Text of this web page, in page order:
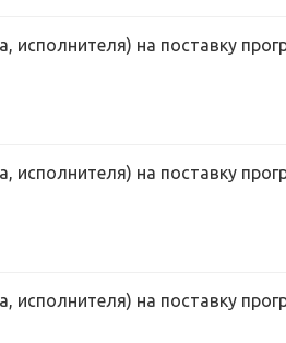
исполнителя) на поставку
исполнителя) на поставку
исполнителя) на поставку